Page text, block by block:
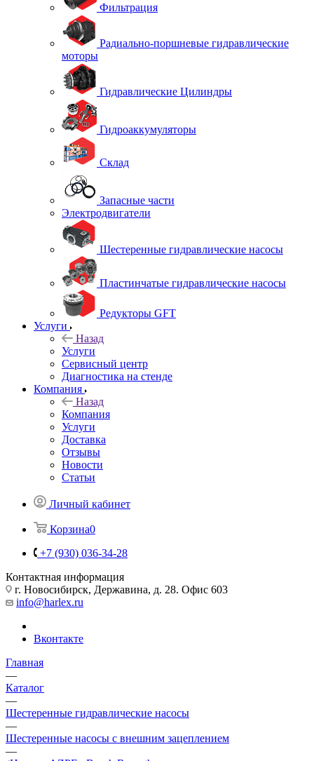
Фильтрация
Радиально-поршневые гидравлические
моторы
Гидравлические Цилиндры
Гидроаккумуляторы
Склад
Запасные части
Электродвигатели
Шестеренные гидравлические насосы
Пластинчатые гидравлические насосы
Редукторы GFT
Услуги
Назад
Услуги
Сервисный центр
Диагностика на стенде
Компания
Назад
Компания
Услуги
Доставка
Отзывы
Новости
Статьи
Личный кабинет
Корзина0
+7 (930) 036-34-28
Контактная информация
г. Новосибирск, Державина, д. 28. Офис 603
info@harlex.ru
Вконтакте
Главная
—
Каталог
—
Шестеренные гидравлические насосы
—
Шестеренные насосы с внешним зацеплением
—